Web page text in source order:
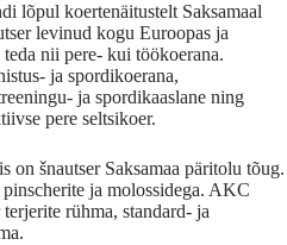
lõpul koertenäitustelt Saksamaal
levinud kogu Euroopas ja
nii pere- kui töökoerana.
ja spordikoerana,
ja spordikaaslane ning
pere seltsikoer.
on šnautser Saksamaa päritolu tõug.
ja molossidega. AKC
rühma, standard- ja